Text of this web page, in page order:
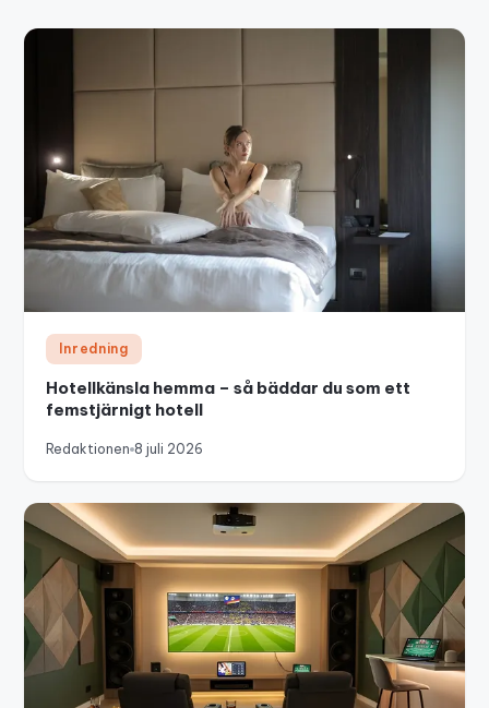
Inredning
Hotellkänsla hemma – så bäddar du som ett
femstjärnigt hotell
Redaktionen 8 juli 2026